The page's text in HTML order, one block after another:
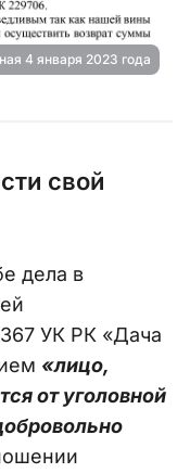
4 января 2023 года
свой
дела в
367 УК РК «Дача
«лицо,
от уголовной